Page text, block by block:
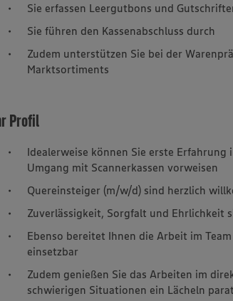
Sie erfassen Leergutbons und
Sie führen den Kassenabschluss durch
Zudem unterstützen Sie bei der
Marktsortiments
Profil
Idealerweise können Sie erste
Umgang mit Scannerkassen vorweisen
Quereinsteiger (m/w/d) sind herzlich
Zuverlässigkeit, Sorgfalt und Ehrlichkeit
Ebenso bereitet Ihnen die Arbeit im
einsetzbar
Zudem genießen Sie das Arbeiten im
schwierigen Situationen ein Lächeln parat